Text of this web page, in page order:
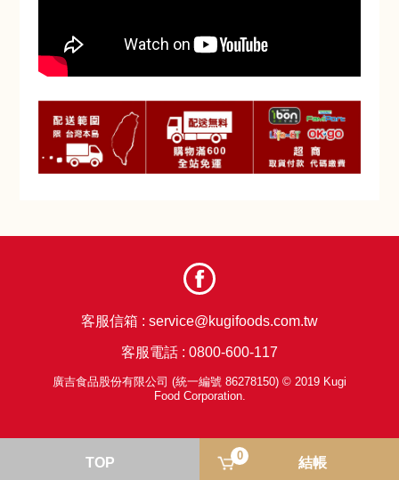
TOP 0 結帳
客服信箱 : service@kugifoods.com.tw
客服電話 : 0800-600-117
廣吉食品股份有限公司 (統一編號 86278150) © 2019 Kugi
Food Corporation.